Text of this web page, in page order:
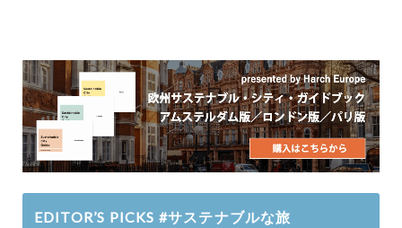
EDITOR’S PICKS #サステナブルな旅